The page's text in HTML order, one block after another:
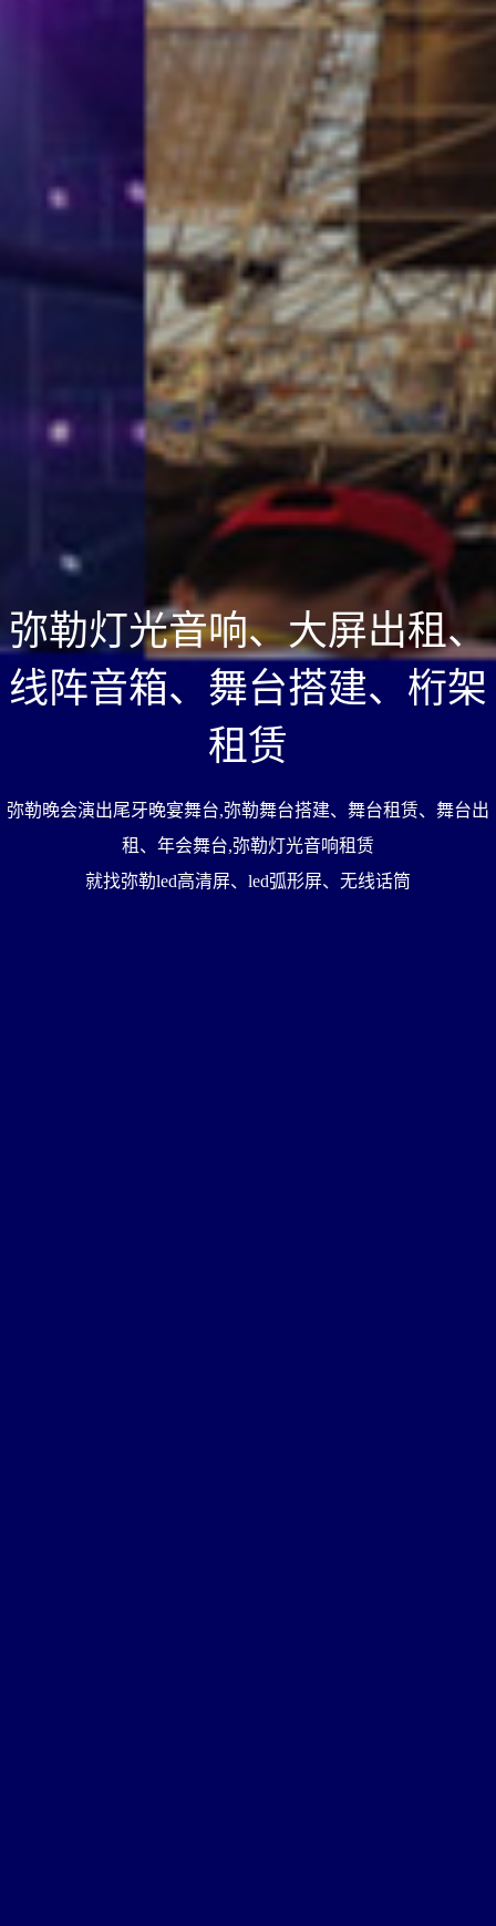
弥勒灯光音响、大屏出租、
线阵音箱、舞台搭建、桁架
租赁
弥勒晚会演出尾牙晚宴舞台,弥勒舞台搭建、舞台租赁、舞台出
租、年会舞台,弥勒灯光音响租赁
就找弥勒led高清屏、led弧形屏、无线话筒